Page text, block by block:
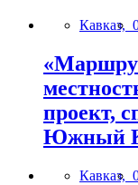
Кавказ,
проект,
Южный
Кавказ,